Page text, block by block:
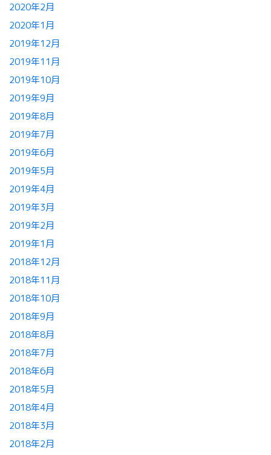
2020年2月
2020年1月
2019年12月
2019年11月
2019年10月
2019年9月
2019年8月
2019年7月
2019年6月
2019年5月
2019年4月
2019年3月
2019年2月
2019年1月
2018年12月
2018年11月
2018年10月
2018年9月
2018年8月
2018年7月
2018年6月
2018年5月
2018年4月
2018年3月
2018年2月